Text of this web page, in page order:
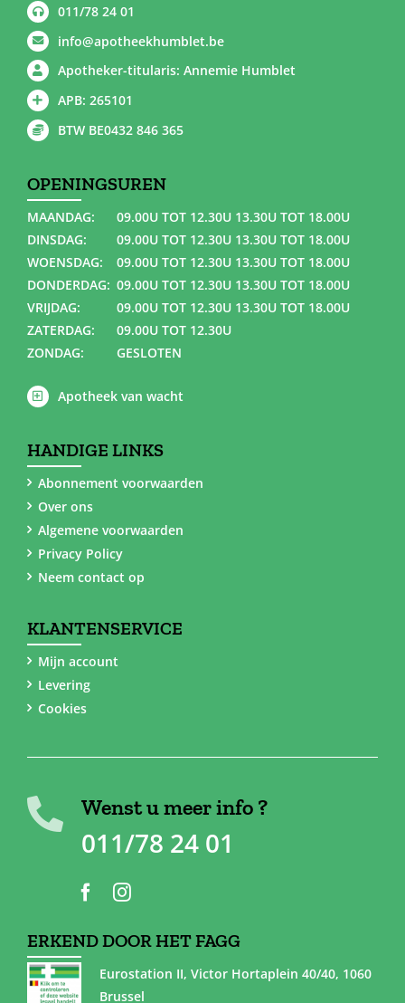
011/78 24 01
info@apotheekhumblet.be
Apotheker-titularis: Annemie Humblet
APB: 265101
BTW BE0432 846 365
OPENINGSUREN
MAANDAG:
09.00U TOT 12.30U 13.30U TOT 18.00U
DINSDAG:
09.00U TOT 12.30U 13.30U TOT 18.00U
WOENSDAG:
09.00U TOT 12.30U 13.30U TOT 18.00U
DONDERDAG: 09.00U TOT 12.30U 13.30U TOT 18.00U
VRIJDAG:
09.00U TOT 12.30U 13.30U TOT 18.00U
ZATERDAG:
09.00U TOT 12.30U
ZONDAG:
GESLOTEN
Apotheek van wacht
HANDIGE LINKS
Abonnement voorwaarden
Over ons
Algemene voorwaarden
Privacy Policy
Neem contact op
KLANTENSERVICE
Mijn account
Levering
Cookies
Wenst u meer info ?
011/78 24 01
ERKEND DOOR HET FAGG
Eurostation II, Victor Hortaplein 40/40, 1060
Brussel